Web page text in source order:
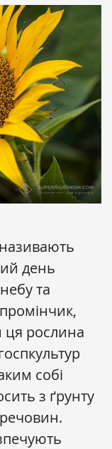
день
та
ця рослина
собі
з ґрунту